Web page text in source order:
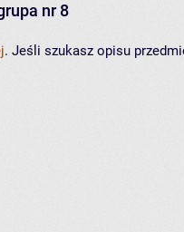
nr 8
. Jeśli szukasz opisu